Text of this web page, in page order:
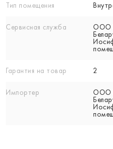
Тип помещения
Сервисная служба
ООО
Гарантия на товар 2
Импортер
ООО